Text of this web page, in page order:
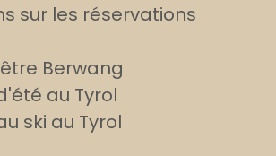
sur les réservations
Berwang
au Tyrol
ski au Tyrol